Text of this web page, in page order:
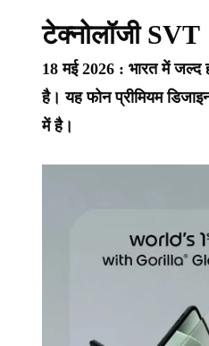
टेक्नोलॉजी SVT
18 मई 2026 : भारत में जल्द
है। यह फोन प्रीमियम
में है।